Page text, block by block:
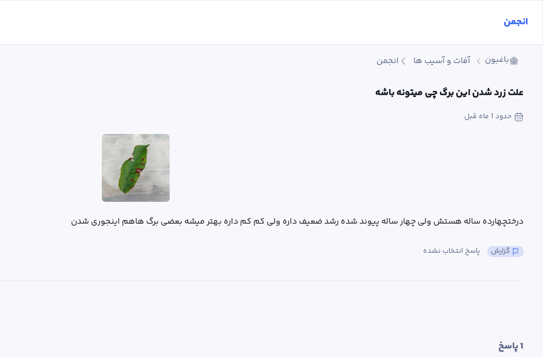
باغبون آفات و آسیب ها انجمن
علت زرد شدن این برگ چی میتونه باشه
حدود 1 ماه قبل
درختچهارده ساله هستش ولی چهار ساله پیوند شده رشد ضعیف داره ولی کم کم داره بهتر میشه بعضی برگ هاهم اینجوری شدن
پاسخ انتخاب نشده گزارش
1 پاسخ
انجمن